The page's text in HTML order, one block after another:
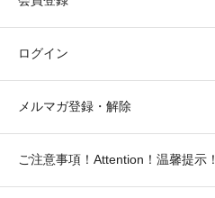
ログイン
メルマガ登録・解除
ご注意事項！Attention！温馨提示！